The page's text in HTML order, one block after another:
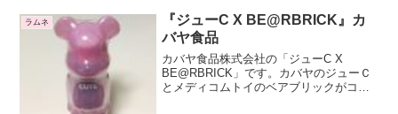
ラムネ
『ジューC X BE@RBRICK』カ
バヤ食品
カバヤ食品株式会社の「ジューC X
BE@RBRICK」です。カバヤのジューＣ
とメディコムトイのベアブリックがコラ